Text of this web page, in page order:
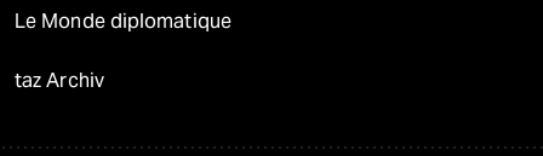
Le Monde diplomatique
taz Archiv